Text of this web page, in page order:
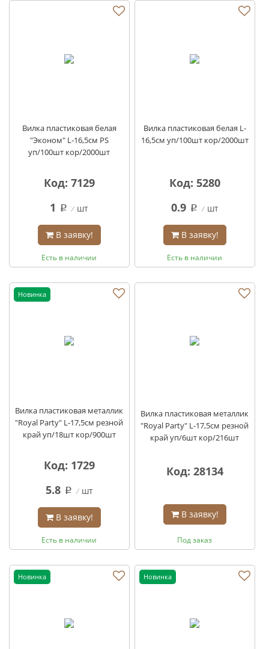
Вилка пластиковая белая
"Эконом" L-16,5см PS
уп/100шт кор/2000шт
Код: 7129
1
q шт
В заявку!
Есть в наличии
Вилка пластиковая белая L-
16,5см уп/100шт кор/2000шт
Код: 5280
0.9 q шт
В заявку!
Есть в наличии
Новинка
Вилка пластиковая металлик
"Royal Party" L-17,5см резной
край уп/18шт кор/900шт
Код: 1729
5.8 q шт
В заявку!
Есть в наличии
Вилка пластиковая металлик
"Royal Party" L-17,5см резной
край уп/6шт кор/216шт
Код: 28134
В заявку!
Под заказ
Новинка Новинка